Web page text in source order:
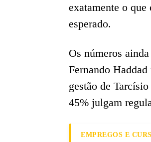
exatamente o
esperado.
Os números
Fernando
gestão de
45% julgam
EMPREGOS E